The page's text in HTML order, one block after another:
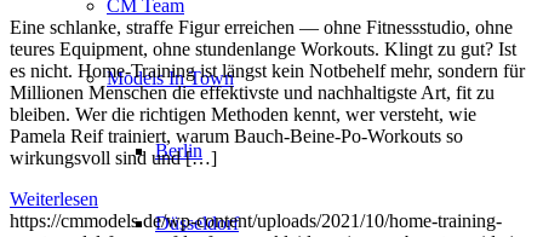
CM Team
Models In Town
Berlin
Düsseldorf
Eine schlanke, straffe Figur erreichen — ohne Fitnessstudio, ohne
teures Equipment, ohne stundenlange Workouts. Klingt zu gut? Ist
es nicht. Home-Training ist längst kein Notbehelf mehr, sondern für
Millionen Menschen die effektivste und nachhaltigste Art, fit zu
bleiben. Wer die richtigen Methoden kennt, wer versteht, wie
Pamela Reif trainiert, warum Bauch-Beine-Po-Workouts so
wirkungsvoll sind und […]
Weiterlesen
https://cmmodels.de/wp-content/uploads/2021/10/home-training-